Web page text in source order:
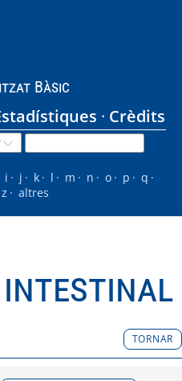
Bàsic
Crèdits
i j k l m n o p
q
z altres
intestinal
TORNAR